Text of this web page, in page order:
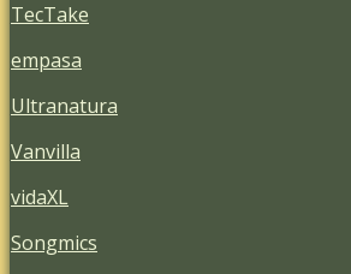
TecTake
empasa
Ultranatura
Vanvilla
vidaXL
Songmics